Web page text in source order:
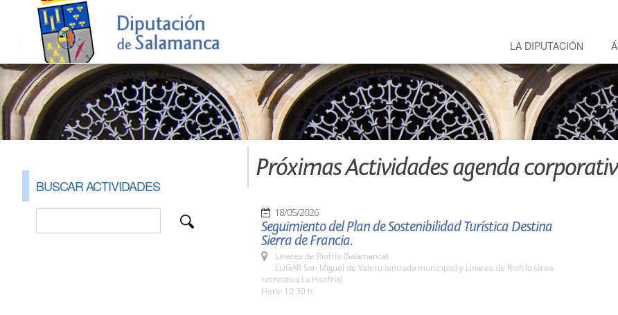
LA DIPUTACIÓN
BUSCAR ACTIVIDADES
Próximas Actividades agenda
18/05/2026
Seguimiento del Plan de Sostenibilidad Turística Destina
Sierra de Francia.
Linares de Riofrío (Salamanca)
LUGAR San Miguel de Valero (entrada municipio) y Linares de Riofrío (área
recreativa La Honfría)
Hora: 10:30 h.